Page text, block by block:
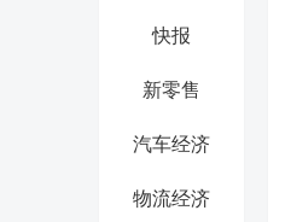
快报
新零售
汽车经济
物流经济